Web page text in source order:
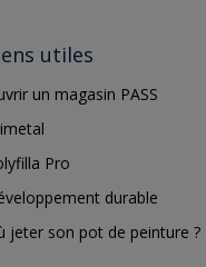
utiles
un magasin PASS
Pro
durable
jeter son pot de peinture ?